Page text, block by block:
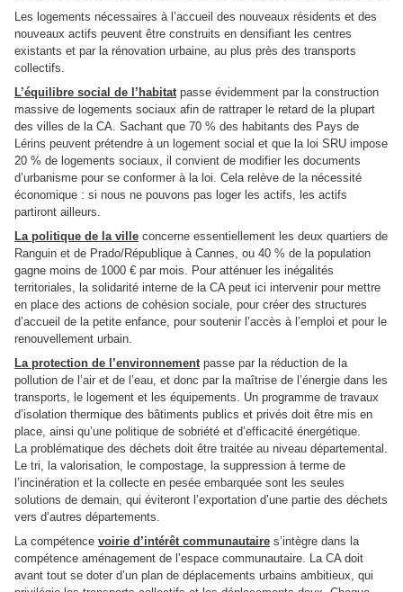
Les logements nécessaires à l’accueil des nouveaux résidents et des
nouveaux actifs peuvent être construits en densifiant les centres
existants et par la rénovation urbaine, au plus près des transports
collectifs.
L’équilibre social de l’habitat passe évidemment par la construction
massive de logements sociaux afin de rattraper le retard de la plupart
des villes de la CA. Sachant que 70 % des habitants des Pays de
Lérins peuvent prétendre à un logement social et que la loi SRU impose
20 % de logements sociaux, il convient de modifier les documents
d’urbanisme pour se conformer à la loi. Cela relève de la nécessité
économique : si nous ne pouvons pas loger les actifs, les actifs
partiront ailleurs.
La politique de la ville concerne essentiellement les deux quartiers de
Ranguin et de Prado/République à Cannes, ou 40 % de la population
gagne moins de 1000 € par mois. Pour atténuer les inégalités
territoriales, la solidarité interne de la CA peut ici intervenir pour mettre
en place des actions de cohésion sociale, pour créer des structures
d’accueil de la petite enfance, pour soutenir l’accès à l’emploi et pour le
renouvellement urbain.
La protection de l’environnement passe par la réduction de la
pollution de l’air et de l’eau, et donc par la maîtrise de l’énergie dans les
transports, le logement et les équipements. Un programme de travaux
d’isolation thermique des bâtiments publics et privés doit être mis en
place, ainsi qu’une politique de sobriété et d’efficacité énergétique.
La problématique des déchets doit être traitée au niveau départemental.
Le tri, la valorisation, le compostage, la suppression à terme de
l’incinération et la collecte en pesée embarquée sont les seules
solutions de demain, qui éviteront l’exportation d’une partie des déchets
vers d’autres départements.
La compétence voirie d’intérêt communautaire s’intègre dans la
compétence aménagement de l’espace communautaire. La CA doit
avant tout se doter d’un plan de déplacements urbains ambitieux, qui